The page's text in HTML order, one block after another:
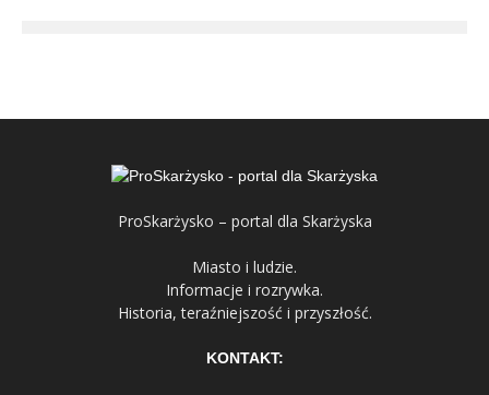
ProSkarżysko – portal dla Skarżyska
Miasto i ludzie.
Informacje i rozrywka.
Historia, teraźniejszość i przyszłość.
KONTAKT: